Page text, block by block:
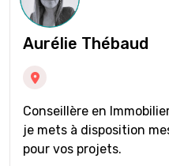
Aurélie Thébaud
Conseillère en
je mets à disposition
pour vos projets.